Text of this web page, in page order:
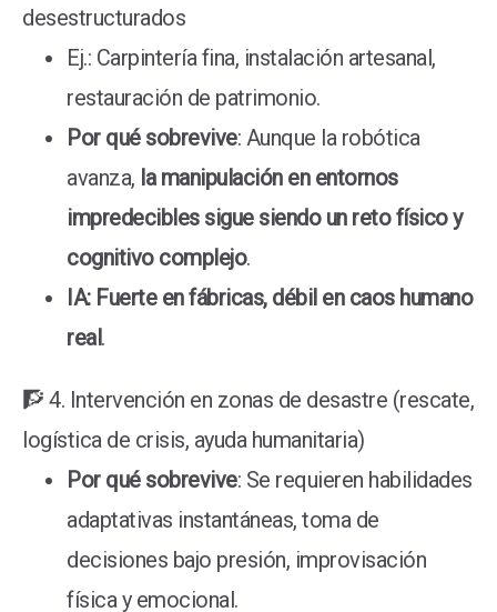
desestructurados
Ej.: Carpintería fina, instalación artesanal,
restauración de patrimonio.
Por qué sobrevive: Aunque la robótica
avanza, la manipulación en entornos
impredecibles sigue siendo un reto físico y
cognitivo complejo.
IA: Fuerte en fábricas, débil en caos humano
real.
🧗 4. Intervención en zonas de desastre (rescate,
logística de crisis, ayuda humanitaria)
Por qué sobrevive: Se requieren habilidades
adaptativas instantáneas, toma de
decisiones bajo presión, improvisación
física y emocional.